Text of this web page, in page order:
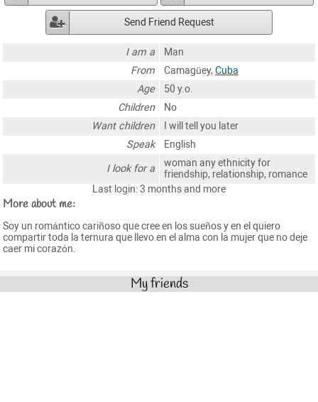
Send Friend Request
I am a
Man
From
Camagüey, Cuba
Age
50 y.o.
Children
No
Want children
I will tell you later
Speak
English
I look for a
woman any ethnicity for
friendship, relationship, romance
Last login: 3 months and more
More about me:
Soy un romántico cariñoso que cree en los sueños y en el quiero
compartir toda la ternura que llevo en el alma con la mujer que no deje
caer mi corazón.
My friends